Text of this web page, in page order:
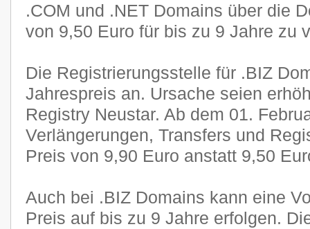
.COM und .NET Domains über die
von 9,50 Euro für bis zu 9 Jahre zu
Die Registrierungsstelle für .BIZ
Jahrespreis an. Ursache seien
Registry Neustar. Ab dem 01.
Verlängerungen, Transfers und
Preis von 9,90 Euro anstatt 9,50
Auch bei .BIZ Domains kann eine
Preis auf bis zu 9 Jahre erfolgen.